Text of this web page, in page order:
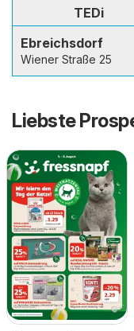
TEDi
Ebreichsdorf
Wiener Straße 25
Liebste